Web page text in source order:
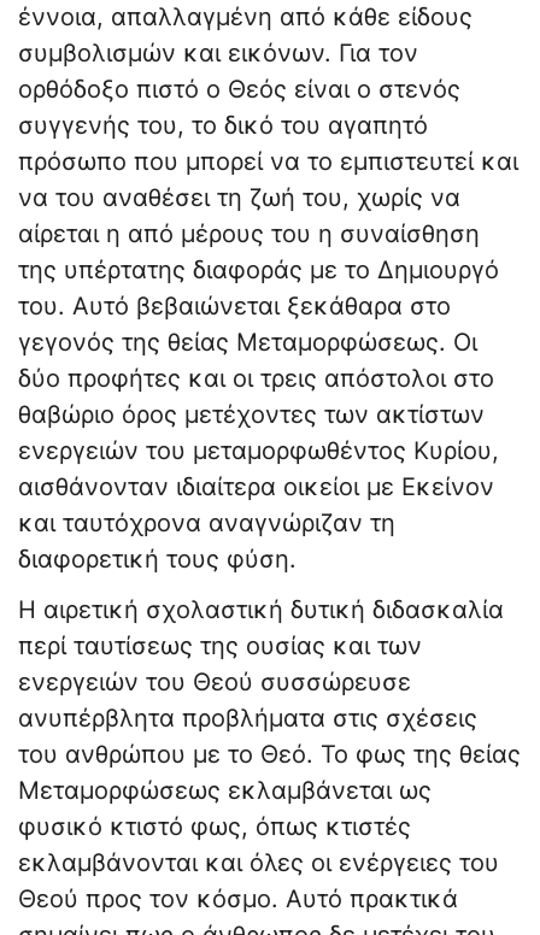
έννοια, απαλλαγμένη από κάθε είδους
συμβολισμών και εικόνων. Για τον
ορθόδοξο πιστό ο Θεός είναι ο στενός
συγγενής του, το δικό του αγαπητό
πρόσωπο που μπορεί να το εμπιστευτεί και
να του αναθέσει τη ζωή του, χωρίς να
αίρεται η από μέρους του η συναίσθηση
της υπέρτατης διαφοράς με το Δημιουργό
του. Αυτό βεβαιώνεται ξεκάθαρα στο
γεγονός της θείας Μεταμορφώσεως. Οι
δύο προφήτες και οι τρεις απόστολοι στο
θαβώριο όρος μετέχοντες των ακτίστων
ενεργειών του μεταμορφωθέντος Κυρίου,
αισθάνονταν ιδιαίτερα οικείοι με Εκείνον
και ταυτόχρονα αναγνώριζαν τη
διαφορετική τους φύση.
Η αιρετική σχολαστική δυτική διδασκαλία
περί ταυτίσεως της ουσίας και των
ενεργειών του Θεού συσσώρευσε
ανυπέρβλητα προβλήματα στις σχέσεις
του ανθρώπου με το Θεό. Το φως της θείας
Μεταμορφώσεως εκλαμβάνεται ως
φυσικό κτιστό φως, όπως κτιστές
εκλαμβάνονται και όλες οι ενέργειες του
Θεού προς τον κόσμο. Αυτό πρακτικά